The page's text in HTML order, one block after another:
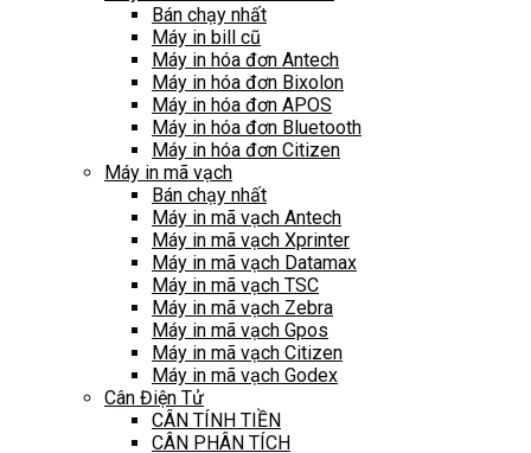
Bán chạy nhất
Máy in bill cũ
Máy in hóa đơn Antech
Máy in hóa đơn Bixolon
Máy in hóa đơn APOS
Máy in hóa đơn Bluetooth
Máy in hóa đơn Citizen
Máy in mã vạch
Bán chạy nhất
Máy in mã vạch Antech
Máy in mã vạch Xprinter
Máy in mã vạch Datamax
Máy in mã vạch TSC
Máy in mã vạch Zebra
Máy in mã vạch Gpos
Máy in mã vạch Citizen
Máy in mã vạch Godex
Cân Điện Tử
CÂN TÍNH TIỀN
CÂN PHÂN TÍCH